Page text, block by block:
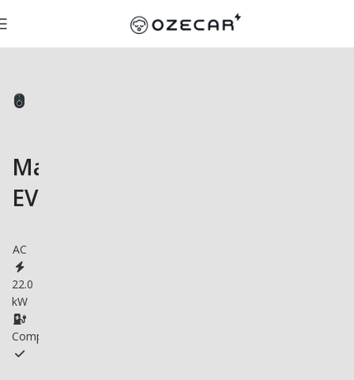
Malmbergs
EVC04
AC
22.0
kW
Compatible